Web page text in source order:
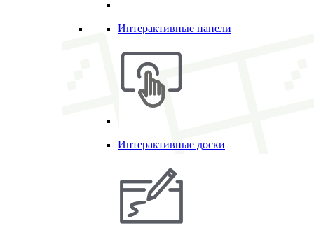
Интерактивные панели
Интерактивные доски